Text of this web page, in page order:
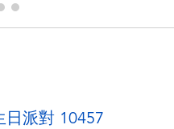
派對 10457